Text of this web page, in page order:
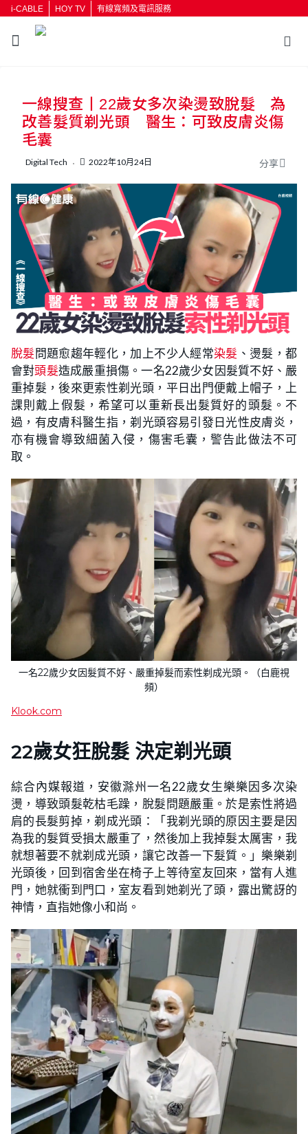
i-CABLE HOY TV 有線寬頻及電訊服務
一線搜查丨22歲女多次染燙致脫髮 為
改善髮質剃光頭 醫生：可致皮膚炎傷
毛囊
Digital Tech 2022年10月24日 分享
脫髮問題愈趨年輕化，加上不少人經常染髮 、燙髮，都
會對頭髮造成嚴重損傷。一名22歲少女因髮質不好、嚴
重掉髮，後來更索性剃光頭，平日出門便戴上帽子，上
課則戴上假髮，希望可以重新長出髮質好的頭髮。不
過，有皮膚科醫生指，剃光頭容易引發日光性皮膚炎，
亦有機會導致細菌入侵，傷害毛囊，警告此做法不可
取。
一名22歲少女因髮質不好、嚴重掉髮而索性剃成光頭。（白鹿視
頻）
Klook.com
22歲女狂脫髮 決定剃光頭
綜合內媒報道，安徽滁州一名22歲女生樂樂因多次染
燙，導致頭髮乾枯毛躁，脫髮問題嚴重。於是索性將過
肩的長髮剪掉，剃成光頭：「我剃光頭的原因主要是因
為我的髮質受損太嚴重了，然後加上我掉髮太厲害，我
就想著要不就剃成光頭，讓它改善一下髮質。」樂樂剃
光頭後，回到宿舍坐在椅子上等待室友回來，當有人進
門，她就衝到門口，室友看到她剃光了頭，露出驚訝的
神情，直指她像小和尚。